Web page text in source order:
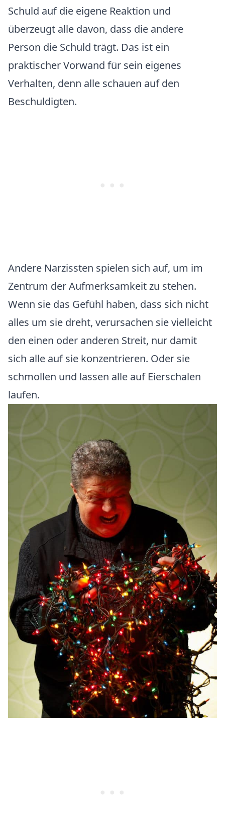
Schuld auf die eigene Reaktion und
überzeugt alle davon, dass die andere
Person die Schuld trägt. Das ist ein
praktischer Vorwand für sein eigenes
Verhalten, denn alle schauen auf den
Beschuldigten.
Andere Narzissten spielen sich auf, um im
Zentrum der Aufmerksamkeit zu stehen.
Wenn sie das Gefühl haben, dass sich nicht
alles um sie dreht, verursachen sie vielleicht
den einen oder anderen Streit, nur damit
sich alle auf sie konzentrieren. Oder sie
schmollen und lassen alle auf Eierschalen
laufen.